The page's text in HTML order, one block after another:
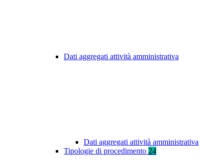
Dati aggregati attività amministrativa
Dati aggregati attività amministrativa
Tipologie di procedimento 24